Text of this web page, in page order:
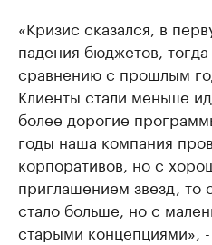
«Кризис сказался, в
падения бюджетов,
сравнению с прошлым
Клиенты стали меньше
более дорогие
годы наша компания
корпоративов, но с
приглашением звезд, то
стало больше, но с
старыми концепциями», -